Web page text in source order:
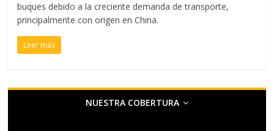
buques debido a la creciente demanda de transporte,
principalmente con origen en China.
Leer más
NUESTRA COBERTURA